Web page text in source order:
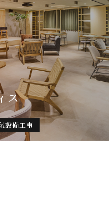
ス
設備工事